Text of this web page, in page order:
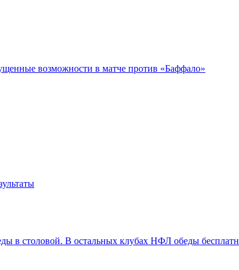
возможности в матче против «Баффало»
в столовой. В остальных клубах НФЛ обеды